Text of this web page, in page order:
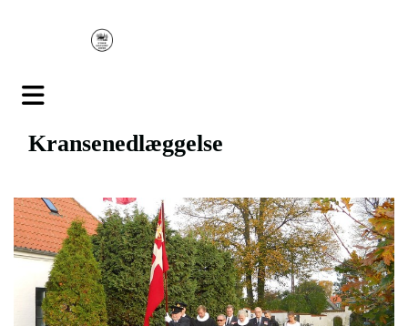
Kransenedlæggelse